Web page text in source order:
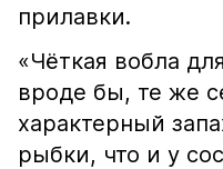
прилавки.
«Чёткая вобла
вроде бы, те же
характерный
рыбки, что и у